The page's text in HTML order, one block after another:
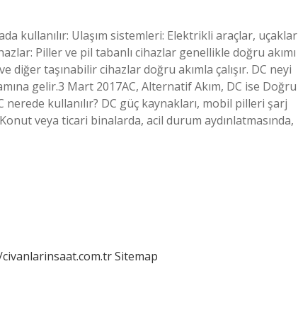
kullanılır: Ulaşım sistemleri: Elektrikli araçlar, uçaklar
Piller ve pil tabanlı cihazlar genellikle doğru akımı
taşınabilir cihazlar doğru akımla çalışır. DC neyi
gelir.3 Mart 2017AC, Alternatif Akım, DC ise Doğru
nerede kullanılır? DC güç kaynakları, mobil pilleri şarj
veya ticari binalarda, acil durum aydınlatmasında,
Sitemap